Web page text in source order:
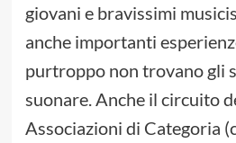
giovani e bravissimi
anche importanti
purtroppo non trovano gli
suonare. Anche il circuito
Associazioni di Categoria